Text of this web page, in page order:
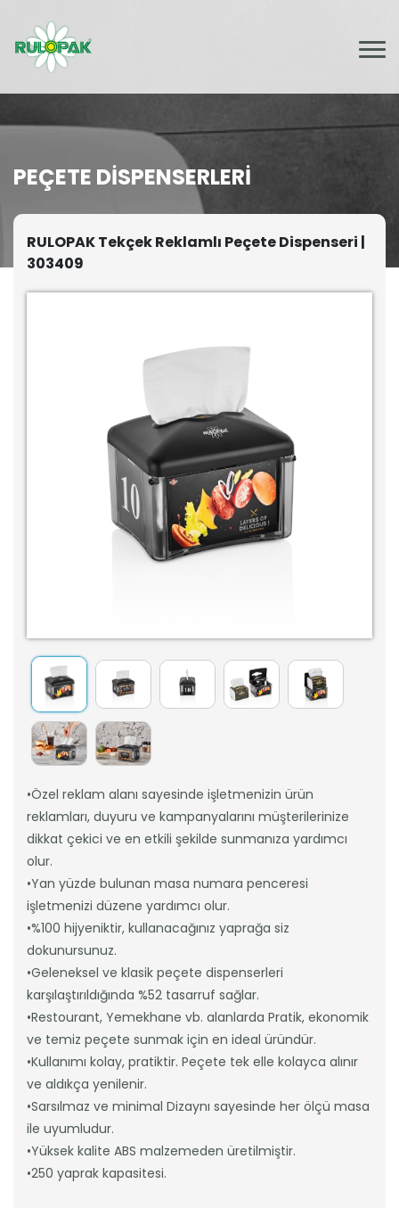
PEÇETE DISPENSERLERI
RULOPAK Tekçek Reklamlı Peçete Dispenseri |
303409
•Özel reklam alanı sayesinde işletmenizin ürün
reklamları, duyuru ve kampanyalarını müşterilerinize
dikkat çekici ve en etkili şekilde sunmanıza yardımcı
olur.
•Yan yüzde bulunan masa numara penceresi
işletmenizi düzene yardımcı olur.
•%100 hijyeniktir, kullanacağınız yaprağa siz
dokunursunuz.
•Geleneksel ve klasik peçete dispenserleri
karşılaştırıldığında %52 tasarruf sağlar.
•Restourant, Yemekhane vb. alanlarda Pratik, ekonomik
ve temiz peçete sunmak için en ideal üründür.
•Kullanımı kolay, pratiktir. Peçete tek elle kolayca alınır
ve aldıkça yenilenir.
•Sarsılmaz ve minimal Dizaynı sayesinde her ölçü masa
ile uyumludur.
•Yüksek kalite ABS malzemeden üretilmiştir.
•250 yaprak kapasitesi.